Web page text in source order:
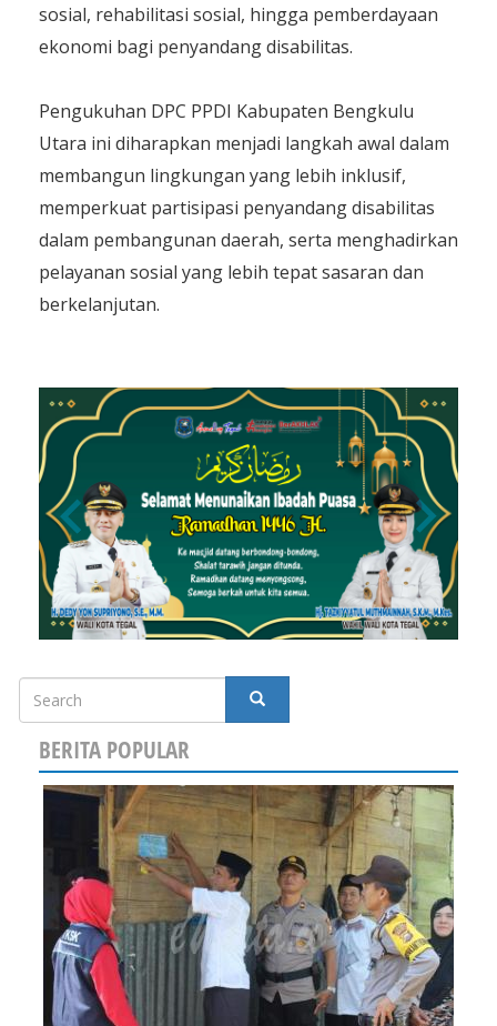
sosial, rehabilitasi sosial, hingga pemberdayaan
ekonomi bagi penyandang disabilitas.
Pengukuhan DPC PPDI Kabupaten Bengkulu
Utara ini diharapkan menjadi langkah awal dalam
membangun lingkungan yang lebih inklusif,
memperkuat partisipasi penyandang disabilitas
dalam pembangunan daerah, serta menghadirkan
pelayanan sosial yang lebih tepat sasaran dan
berkelanjutan.
Search
SEARCH
BERITA POPULAR